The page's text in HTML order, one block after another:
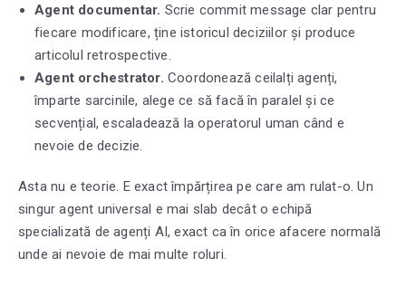
Agent documentar. Scrie commit message clar pentru
fiecare modificare, ține istoricul deciziilor și produce
articolul retrospective.
Agent orchestrator. Coordonează ceilalți agenți,
împarte sarcinile, alege ce să facă în paralel și ce
secvențial, escaladează la operatorul uman când e
nevoie de decizie.
Asta nu e teorie. E exact împărțirea pe care am rulat-o. Un
singur agent universal e mai slab decât o echipă
specializată de agenți AI, exact ca în orice afacere normală
unde ai nevoie de mai multe roluri.